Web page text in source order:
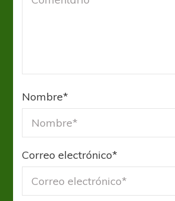
Nombre*
Correo electrónico*